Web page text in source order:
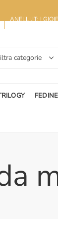
ANELLI.IT: I
FEDINE